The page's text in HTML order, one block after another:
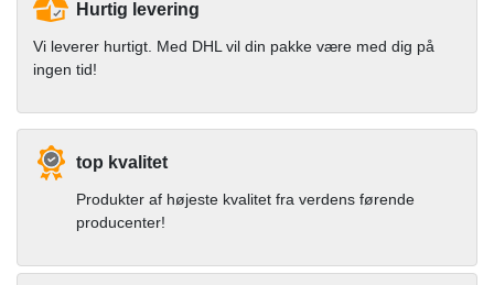
Hurtig levering
Vi leverer hurtigt. Med DHL vil din pakke være med dig på
ingen tid!
top kvalitet
Produkter af højeste kvalitet fra verdens førende
producenter!